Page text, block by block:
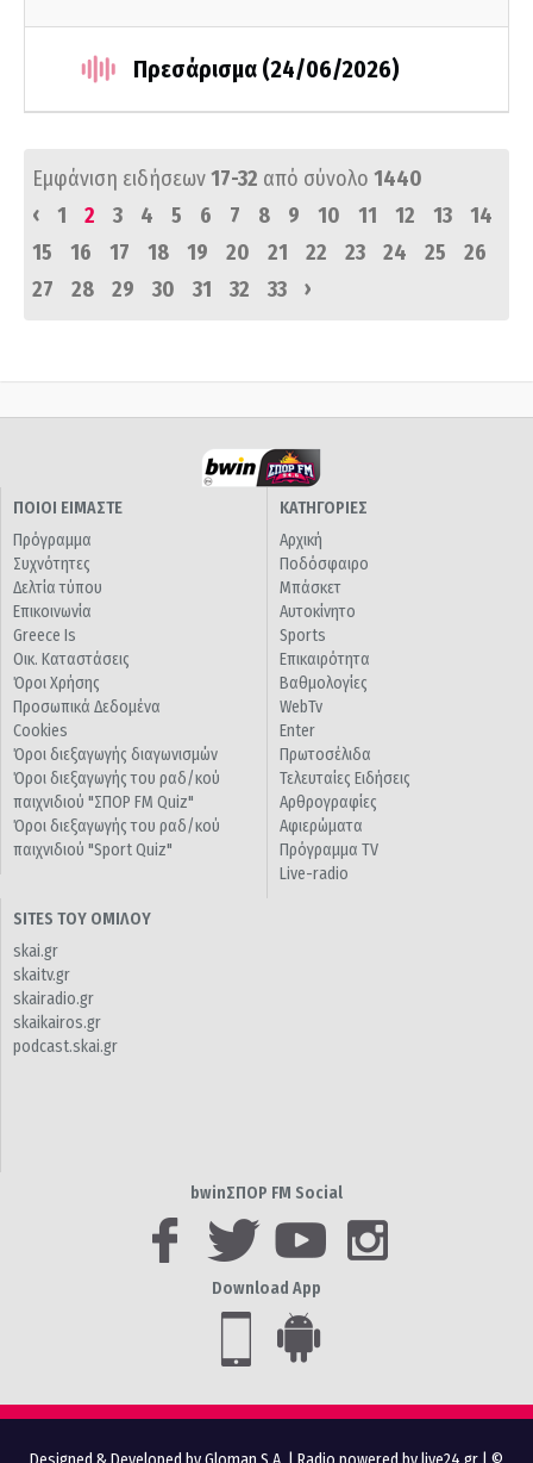
Πρεσάρισμα (24/06/2026)
Εμφάνιση ειδήσεων17-32 από σύνολο 1440
‹
1 2 3 4 5 6 7 8 9 10 11 12 13
14
15
16 17 18 19 20 21 22 23 24 25
26
27
28 29 30 31 32 33 ›
ΠΟΙΟΙ ΕΙΜΑΣΤΕ
Πρόγραμμα
Συχνότητες
Δελτία τύπου
Επικοινωνία
Greece Is
Οικ. Καταστάσεις
Όροι Χρήσης
Προσωπικά Δεδομένα
Cookies
Όροι διεξαγωγής διαγωνισμών
Όροι διεξαγωγής του ραδ/κού
παιχνιδιού "ΣΠΟΡ FM Quiz"
Όροι διεξαγωγής του ραδ/κού
παιχνιδιού "Sport Quiz"
ΚΑΤΗΓΟΡΙΕΣ
Αρχική
Ποδόσφαιρο
Μπάσκετ
Αυτοκίνητο
Sports
Επικαιρότητα
Βαθμολογίες
WebTv
Enter
Πρωτοσέλιδα
Τελευταίες Ειδήσεις
Αρθρογραφίες
Αφιερώματα
Πρόγραμμα TV
Live-radio
SITES ΤΟΥ ΟΜΙΛΟΥ
skai.gr
skaitv.gr
skairadio.gr
skaikairos.gr
podcast.skai.gr
bwinΣΠΟΡ FM Social
Download App